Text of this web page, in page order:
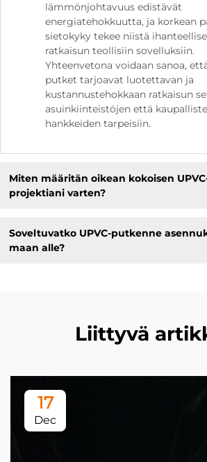
lämmönjohtavuus edistävät
energiatehokkuutta, ja korkean
sietokyky tekee niistä
ratkaisun teollisiin sovelluksiin.
Yhteenvetona voidaan sanoa,
putket tarjoavat luotettavan ja
kustannustehokkaan ratkaisun
asuinkiinteistöjen että
hankkeiden tarpeisiin.
Miten määritän oikean kokoisen
projektiani varten?
Soveltuvatko UPVC-putkenne
maan alle?
Liittyvä
17
Dec